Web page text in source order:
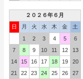
２０２６年６月
日
月 火 水 木 金
土
1
2 3 4 5
6
7
8 9 10 11 12
13
14
15 16 17 18 19
20
21
22 23 24 25 26
27